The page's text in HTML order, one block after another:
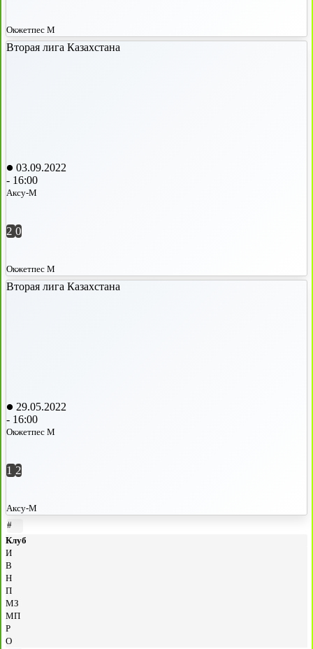
Окжетпес М
Вторая лига Казахстана
03.09.2022
- 16:00
Аксу-М
2 0
Окжетпес М
Вторая лига Казахстана
29.05.2022
- 16:00
Окжетпес М
1 2
Аксу-М
#
Клуб
И
В
Н
П
МЗ
МП
Р
О